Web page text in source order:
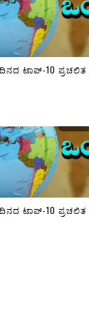
ಟಾಪ್-10 ಪ್ರಚಲಿತ
ಟಾಪ್-10 ಪ್ರಚಲಿತ